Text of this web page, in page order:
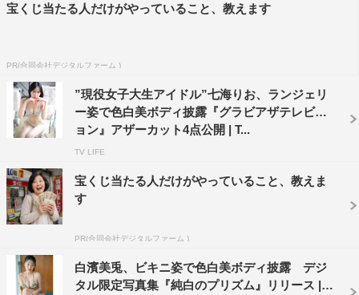
宝くじ当たる人だけがやっていること、教えます
PR(合同会社デジタルファーム )
”現役女子大生アイドル”七海りお、ランジェリ
ー姿で色白美ボディ披露『グラビアザテレビジ
ョン』アザーカット4点公開 | T...
TV LIFE
宝くじ当たる人だけがやっていること、教えま
す
PR(合同会社デジタルファーム )
白濱美兎、ビキニ姿で色白美ボディ披露 デジ
タル限定写真集『純白のプリズム』リリース | T